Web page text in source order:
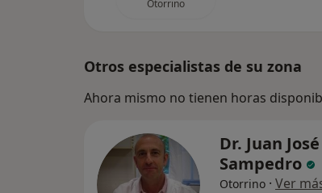
Otorrino
Otros especialistas de su zona
Ahora mismo no tienen horas
Dr. Juan
Sampedro
Otorrino · Ver